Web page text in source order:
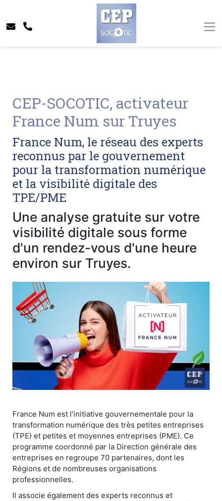
CEP-SOCOTIC, activateur
France Num sur Truyes
France Num, le réseau des experts
reconnus par le gouvernement
pour la transformation numérique
et la visibilité digitale des
TPE/PME
Une analyse gratuite sur votre
visibilité digitale sous forme
d'un rendez-vous d'une heure
environ sur Truyes.
France Num est l’initiative gouvernementale pour la
transformation numérique des très petites entreprises
(TPE) et petites et moyennes entreprises (PME). Ce
programme coordonné par la Direction générale des
entreprises en regroupe 70 partenaires, dont les
Régions et de nombreuses organisations
professionnelles.
Il associe également des experts reconnus et